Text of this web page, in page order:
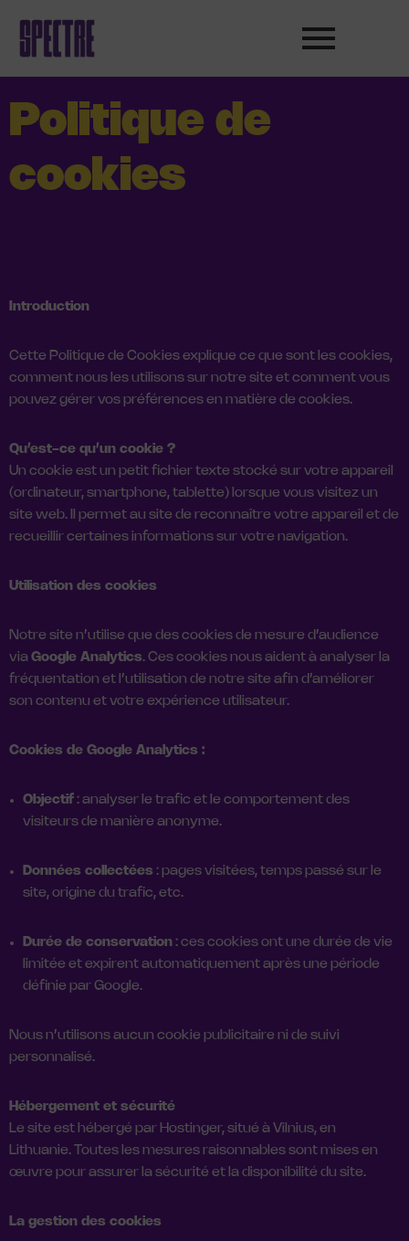
Aller
Politique de
cookies
Introduction
Cette Politique de Cookies explique ce que sont les cookies,
comment nous les utilisons sur notre site et comment vous
pouvez gérer vos préférences en matière de cookies.
Qu’est-ce qu’un cookie ?
Un cookie est un petit fichier texte stocké sur votre appareil
(ordinateur, smartphone, tablette) lorsque vous visitez un
site web. Il permet au site de reconnaître votre appareil et de
recueillir certaines informations sur votre navigation.
Utilisation des cookies
Notre site n’utilise que des cookies de mesure d’audience
via Google Analytics. Ces cookies nous aident à analyser la
fréquentation et l’utilisation de notre site afin d’améliorer
son contenu et votre expérience utilisateur.
Cookies de Google Analytics :
Objectif : analyser le trafic et le comportement des
visiteurs de manière anonyme.
Données collectées : pages visitées, temps passé sur le
site, origine du trafic, etc.
Durée de conservation : ces cookies ont une durée de vie
limitée et expirent automatiquement après une période
définie par Google.
Nous n’utilisons aucun cookie publicitaire ni de suivi
personnalisé.
Hébergement et sécurité
Le site est hébergé par Hostinger, situé à Vilnius, en
Lithuanie. Toutes les mesures raisonnables sont mises en
œuvre pour assurer la sécurité et la disponibilité du site.
La gestion des cookies